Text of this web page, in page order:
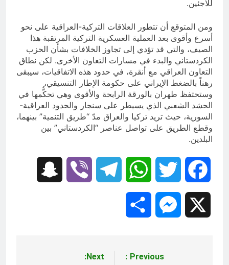
للاجئين.
ومن المتوقع أن تتطور العلاقات التركية-العراقية على نحو
أسرع وأقوى بعد العملية العسكرية التركية المرتقبة هذا
الصيف، والتي قد تؤدي إلى تجاوز الخلافات بشأن الحزب
الكردستاني والبدء في مسارات التعاون الأخرى. لكن نطاق
التعاون العراقي مع أنقرة، في حدود هذه الاتفاقيات، سيبقى
رهناً بالضغط الإيراني على حكومة الإطار التنسيقي،
وستحتفظ طهران بالورقة الرابحة والأقوى وهي تحكُّمها في
الحشد الشعبي الذي يسيطر على سنجار والحدود العراقية-
السورية، حيث تريد تركيا والعراق مدّ “طريق التنمية” بينهما،
وقطع الطريق على تواصل عناصر “الكردستاني” بين
البلدين.
Facebook
Twitter
WhatsApp
Telegram
Viber
Messenger
Previous:
Next: